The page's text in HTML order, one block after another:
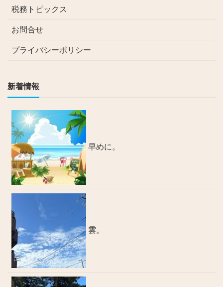
税務トピックス
お問合せ
プライバシーポリシー
新着情報
早めに。
雲。